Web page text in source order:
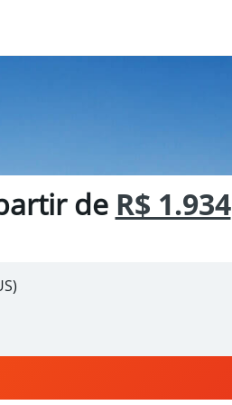
de R$ 1.934